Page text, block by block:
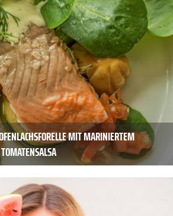
MIT MARINIERTEM